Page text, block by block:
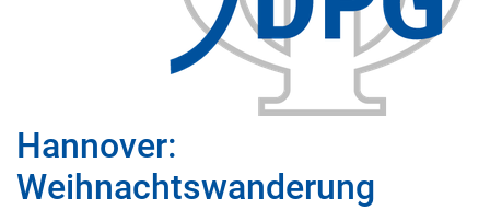
Hannover:
Weihnachtswanderung